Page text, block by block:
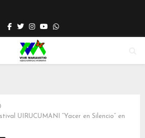
Facebook
TwitterInstagram
YoutubeWhatsapp
UIRUCUMANI “Yacer en Silencio” en